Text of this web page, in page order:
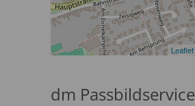
Leaflet
dm Passbildservice